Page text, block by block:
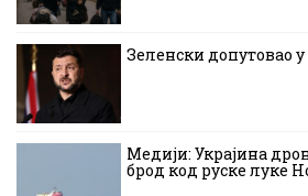
Зеленски допутовао
Медији: Украјина
брод код руске луке